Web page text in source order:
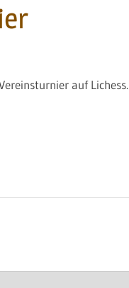
auf Lichess.